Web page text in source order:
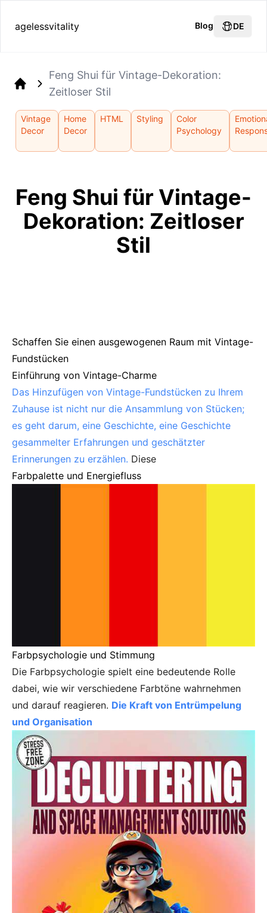
agelessvitality Blog DE
Feng Shui für Vintage-Dekoration:
Zeitloser Stil
Vintage
Decor
Home
Decor
HTML Styling
Color
Psychology
Feng Shui für Vintage-
Dekoration: Zeitloser
Stil
Schaffen Sie einen ausgewogenen Raum mit Vintage-
Fundstücken
Einführung von Vintage-Charme
Das Hinzufügen von Vintage-Fundstücken zu Ihrem
Zuhause ist nicht nur die Ansammlung von Stücken;
es geht darum, eine Geschichte, eine Geschichte
gesammelter Erfahrungen und geschätzter
Erinnerungen zu erzählen. Diese
Farbpalette und Energiefluss
Farbpsychologie und Stimmung
Die Farbpsychologie spielt eine bedeutende Rolle
dabei, wie wir verschiedene Farbtöne wahrnehmen
und darauf reagieren. Die Kraft von Entrümpelung
und Organisation